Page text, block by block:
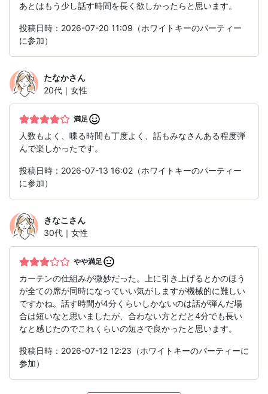
あとはもう少し話す時間を長く欲しかったらと思います。
投稿日時：2026-07-20 11:09（ホワイトキーのパーティー
に参加）
たなかさん
20代｜女性
満足
人数もよく、喋る時間も丁度よく、話もみなさんある程度弾
んで楽しかったです。
投稿日時：2026-07-13 16:02（ホワイトキーのパーティー
に参加）
きなこ さん
30代｜女性
やや満足
カーテンの仕組みが微妙だった。上に引き上げるとかのほう
が全ての席が同時になっていい気がしますが機械的に難しい
ですかね。話す時間が4分くらいしかないのは話が弾んだ場
合は短いなと思いましたが、合わない方とだと4分でも長い
なと感じたのでこれくらいの短さで良かったと思います。
投稿日時：2026-07-12 12:23（ホワイトキーのパーティーに
参加）